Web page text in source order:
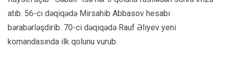
atıb. 56-cı dəqiqədə Mirsahib Abbasov hesabı
bərabərləşdirib. 70-ci dəqiqədə Rauf Əliyev yeni
komandasında ilk qolunu vurub.